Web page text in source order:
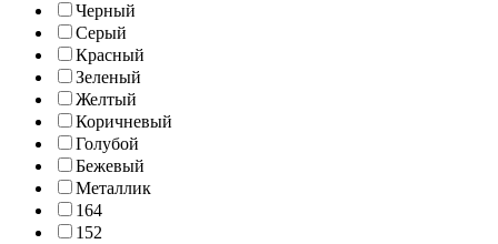
Черный
Серый
Красный
Зеленый
Желтый
Коричневый
Голубой
Бежевый
Металлик
164
152